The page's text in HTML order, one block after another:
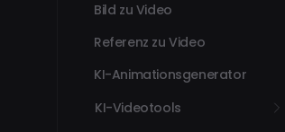
Bild zu Video
Referenz zu Video
KI-Animationsgenerator
KI-Videotools